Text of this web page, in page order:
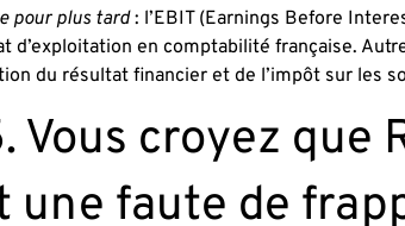
pour plus tard: l’EBIT (Earnings Before
d’exploitation en comptabilité française.
du résultat financier et de l’impôt sur les
Vous croyez que
une faute de